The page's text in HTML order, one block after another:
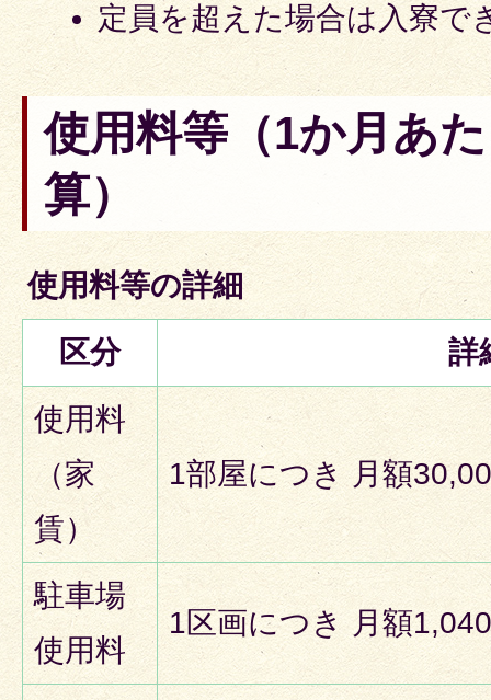
定員を超えた場合は入寮で
使用料等（1か月あ
算）
使用料等の詳細
区分
詳
使用料
（家
賃）
1部屋につき 月額
駐車場
使用料
1区画につき 月額